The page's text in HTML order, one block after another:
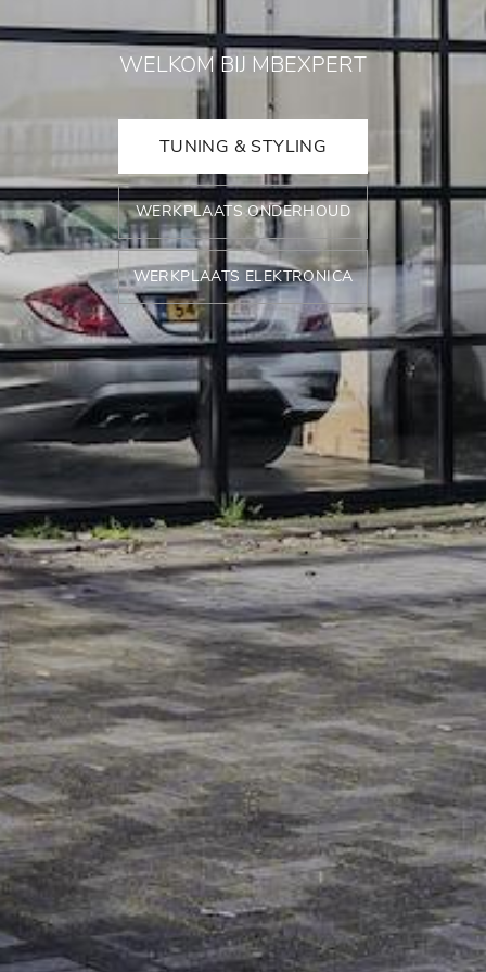
WELKOM BIJ MBEXPERT
TUNING & STYLING
WERKPLAATS ONDERHOUD
WERKPLAATS ELEKTRONICA